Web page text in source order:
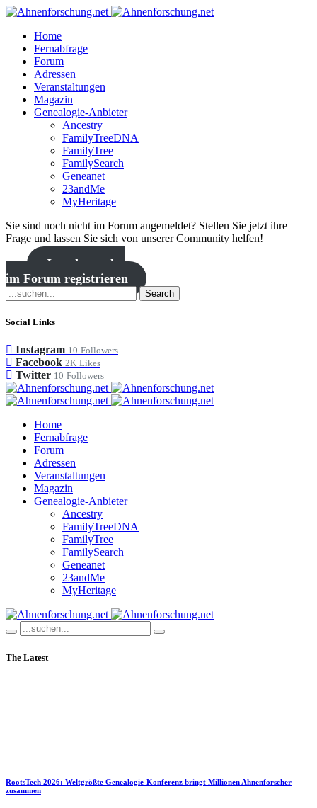
Home
Fernabfrage
Forum
Adressen
Veranstaltungen
Magazin
Genealogie-Anbieter
Ancestry
FamilyTreeDNA
FamilyTree
FamilySearch
Geneanet
23andMe
MyHeritage
Sie sind noch nicht im Forum angemeldet? Stellen Sie jetzt ihre
Frage und lassen Sie sich von unserer Community helfen!
Jetzt kostenlos
im Forum registrieren
Search
Social Links
Instagram 10 Followers
Facebook 2K Likes
Twitter 10 Followers
Home
Fernabfrage
Forum
Adressen
Veranstaltungen
Magazin
Genealogie-Anbieter
Ancestry
FamilyTreeDNA
FamilyTree
FamilySearch
Geneanet
23andMe
MyHeritage
The Latest
RootsTech 2026: Weltgrößte Genealogie-Konferenz bringt Millionen Ahnenforscher
zusammen